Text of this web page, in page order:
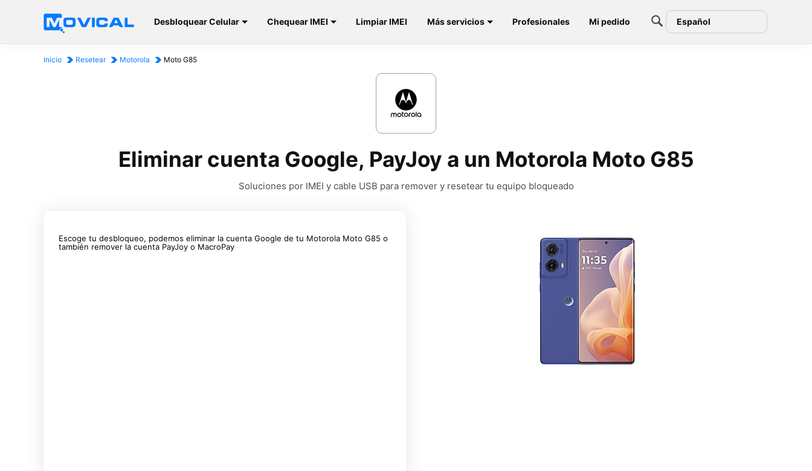
Desbloquear Celular Chequear IMEI Limpiar IMEI Más servicios Profesionales Mi pedido Español
Inicio Resetear Motorola Moto G85
Eliminar cuenta Google, PayJoy a un Motorola Moto G85
Soluciones por IMEI y cable USB para remover y resetear tu equipo bloqueado
Escoge tu desbloqueo, podemos eliminar la cuenta Google de tu Motorola Moto G85 o
también remover la cuenta PayJoy o MacroPay